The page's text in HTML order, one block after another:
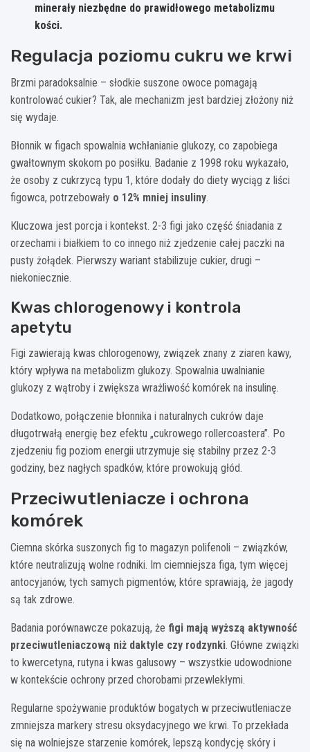
minerały niezbędne do prawidłowego metabolizmu
kości.
Regulacja poziomu cukru we krwi
Brzmi paradoksalnie – słodkie suszone owoce pomagają
kontrolować cukier? Tak, ale mechanizm jest bardziej złożony niż
się wydaje.
Błonnik w figach spowalnia wchłanianie glukozy, co zapobiega
gwałtownym skokom po posiłku. Badanie z 1998 roku wykazało,
że osoby z cukrzycą typu 1, które dodały do diety wyciąg z liści
figowca, potrzebowały o 12% mniej insuliny.
Kluczowa jest porcja i kontekst. 2-3 figi jako część śniadania z
orzechami i białkiem to co innego niż zjedzenie całej paczki na
pusty żołądek. Pierwszy wariant stabilizuje cukier, drugi –
niekoniecznie.
Kwas chlorogenowy i kontrola
apetytu
Figi zawierają kwas chlorogenowy, związek znany z ziaren kawy,
który wpływa na metabolizm glukozy. Spowalnia uwalnianie
glukozy z wątroby i zwiększa wrażliwość komórek na insulinę.
Dodatkowo, połączenie błonnika i naturalnych cukrów daje
długotrwałą energię bez efektu „cukrowego rollercoastera”. Po
zjedzeniu fig poziom energii utrzymuje się stabilny przez 2-3
godziny, bez nagłych spadków, które prowokują głód.
Przeciwutleniacze i ochrona
komórek
Ciemna skórka suszonych fig to magazyn polifenoli – związków,
które neutralizują wolne rodniki. Im ciemniejsza figa, tym więcej
antocyjanów, tych samych pigmentów, które sprawiają, że jagody
są tak zdrowe.
Badania porównawcze pokazują, że figi mają wyższą aktywność
przeciwutleniaczową niż daktyle czy rodzynki. Główne związki
to kwercetyna, rutyna i kwas galusowy – wszystkie udowodnione
w kontekście ochrony przed chorobami przewlekłymi.
Regularne spożywanie produktów bogatych w przeciwutleniacze
zmniejsza markery stresu oksydacyjnego we krwi. To przekłada
się na wolniejsze starzenie komórek, lepszą kondycję skóry i